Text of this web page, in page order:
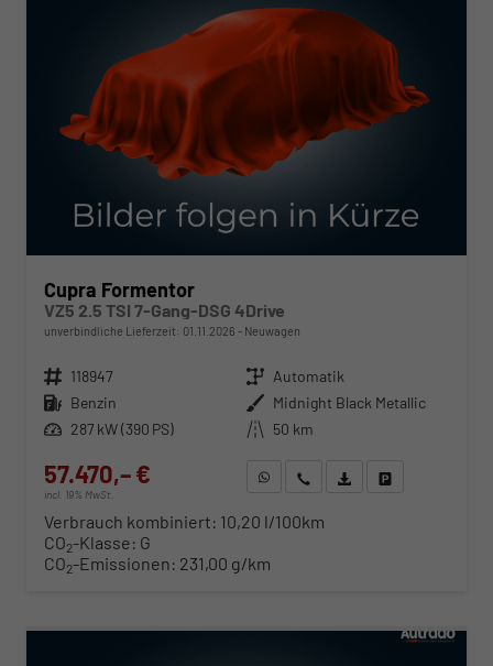
Cupra Formentor
VZ5 2.5 TSI 7-Gang-DSG 4Drive
unverbindliche Lieferzeit: 01.11.2026 Neuwagen
Fahrzeugnr. 118947 Getriebe Automatik
Kraftstoff Benzin Außenfarbe Midnight Black Metallic
Leistung 287 kW (390 PS) Kilometerstand 50 km
57.470,– €
incl. 19% MwSt.
WhatsApp anfragen
Wir rufen Sie anFahrzeugexposé (PDF)
Verbrauch kombiniert: 10,20 l/100km
CO2-Klasse: G
CO2-Emissionen: 231,00 g/km